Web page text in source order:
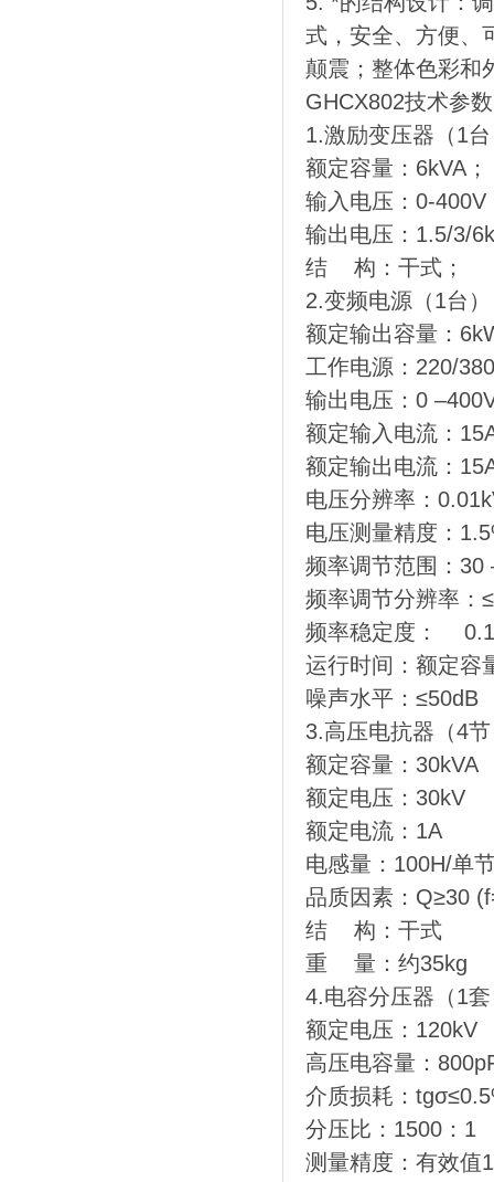
式，安全、方便、
颠震；整体色彩和
GHCX802技术参数
1.激励变压器（1
额定容量：6kVA；
输入电压：0-400V
输出电压：1.5/3/
结 构：干式；
2.变频电源（1台）
额定输出容量：
工作电源：220/
输出电压：0
额定输入电流：
额定输出电流：
电压分辨率：
电压测量精度：
频率调节范围：30
频率调节分辨率：
频率稳定度：
运行时间：额定容
噪声水平：≤50dB
3.高压电抗器（4
额定容量：30kVA
额定电压：30kV
额定电流：1A
电感量：100H/单
品质因素：Q≥30
结 构：干式
重 量：约35kg
4.电容分压器（1
额定电压：120kV
高压电容量：
介质损耗：
分压比：1500：1
测量精度：有效值